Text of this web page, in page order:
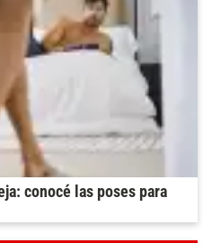
conocé las poses para